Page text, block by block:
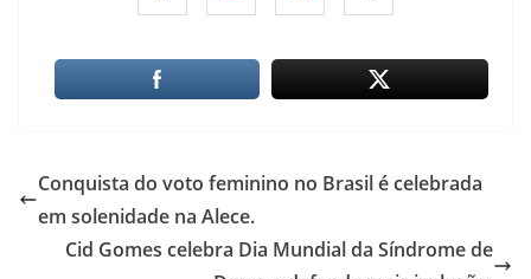
Conquista do voto feminino no Brasil é celebrada
em solenidade na Alece.
Cid Gomes celebra Dia Mundial da Síndrome de